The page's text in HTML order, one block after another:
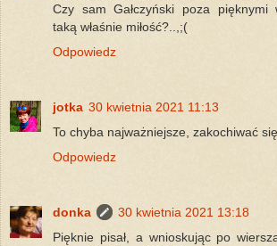
Czy sam Gałczyński poza pięknymi
taką właśnie miłość?..,;(
Odpowiedz
jotka 30 kwietnia 2021 11:13
To chyba najważniejsze, zakochiwać
Odpowiedz
donka
30 kwietnia 2021 13:18
Pięknie pisał, a wnioskując po